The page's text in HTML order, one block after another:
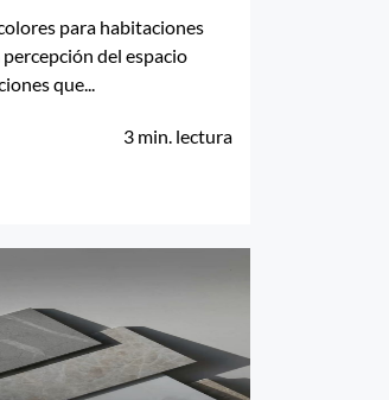
para habitaciones
del espacio
que...
3 min. lectura